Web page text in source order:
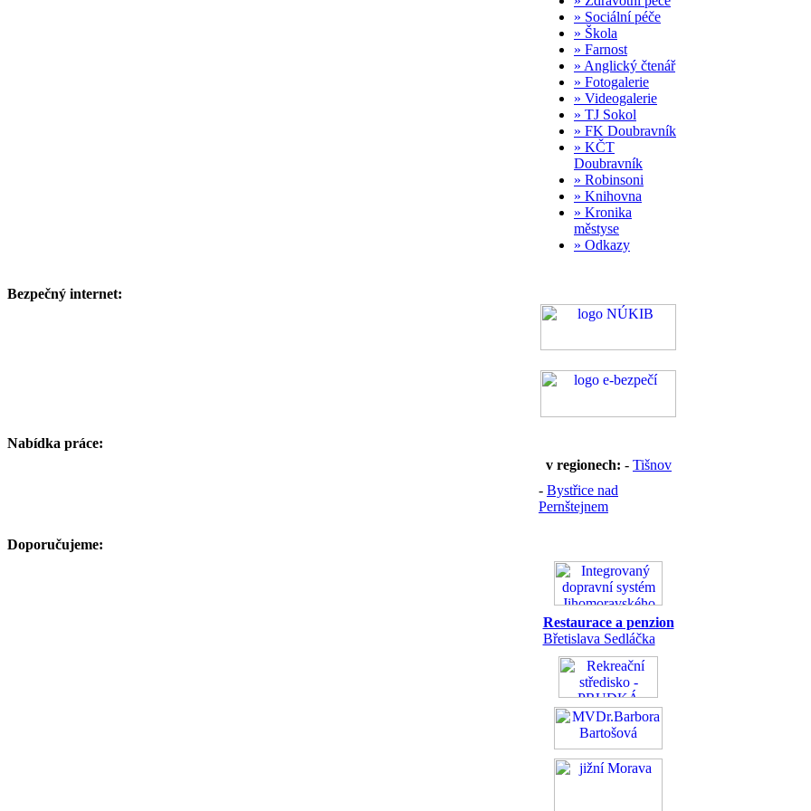
» Sociální péče
» Škola
» Farnost
» Anglický čtenář
» Fotogalerie
» Videogalerie
» TJ Sokol
» FK Doubravník
» KČT
Doubravník
» Robinsoni
» Knihovna
» Kronika
městyse
» Odkazy
Bezpečný internet:
Nabídka práce:
v regionech: - Tišnov
- Bystřice nad
Pernštejnem
Doporučujeme:
Restaurace a penzion
Břetislava Sedláčka